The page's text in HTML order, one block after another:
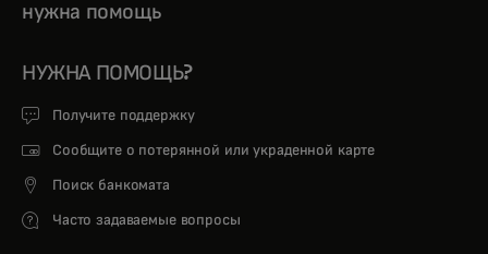
нужна помощь
НУЖНА ПОМОЩЬ?
Получите поддержку
Сообщите о потерянной или украденной карте
Поиск банкомата
Часто задаваемые вопросы